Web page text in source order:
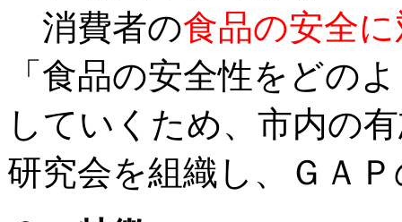
消費者の食品の安全
「食品の安全性をどの
していくため、市内の
研究会を組織し、ＧＡ